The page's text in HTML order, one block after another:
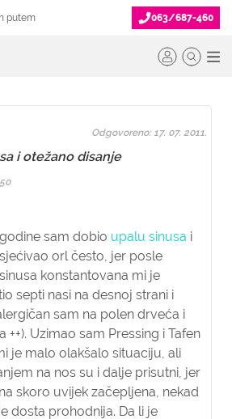
putem 063/687-460
i otežano disanje
sam dobio upalu sinusa i
orl često, jer posle
konstantovana mi je
septi nasi na desnoj strani i
sam na polen drveća i
Uzimao sam Pressing i Tafen
je malo olakšalo situaciju, ali
na nos su i dalje prisutni, jer
skoro uvijek začepljena, nekad
dosta prohodnija. Da li je
Odgovoreno: 17. 07. 2011.